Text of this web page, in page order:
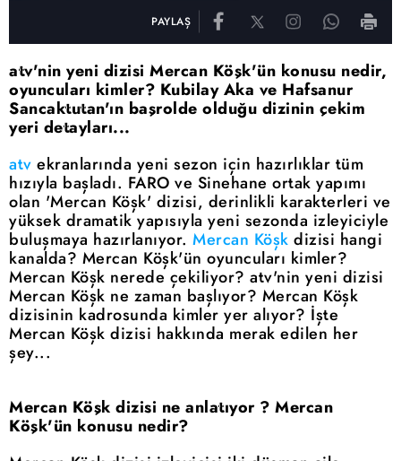
PAYLAŞ
atv'nin yeni dizisi Mercan Köşk'ün konusu nedir,
oyuncuları kimler? Kubilay Aka ve Hafsanur
Sancaktutan'ın başrolde olduğu dizinin çekim
yeri detayları...
atv ekranlarında yeni sezon için hazırlıklar tüm
hızıyla başladı. FARO ve Sinehane ortak yapımı
olan 'Mercan Köşk' dizisi, derinlikli karakterleri ve
yüksek dramatik yapısıyla yeni sezonda izleyiciyle
buluşmaya hazırlanıyor. Mercan Köşk dizisi hangi
kanalda? Mercan Köşk'ün oyuncuları kimler?
Mercan Köşk nerede çekiliyor? atv'nin yeni dizisi
Mercan Köşk ne zaman başlıyor? Mercan Köşk
dizisinin kadrosunda kimler yer alıyor? İşte
Mercan Köşk dizisi hakkında merak edilen her
şey...
Mercan Köşk dizisi ne anlatıyor ? Mercan
Köşk'ün konusu nedir?